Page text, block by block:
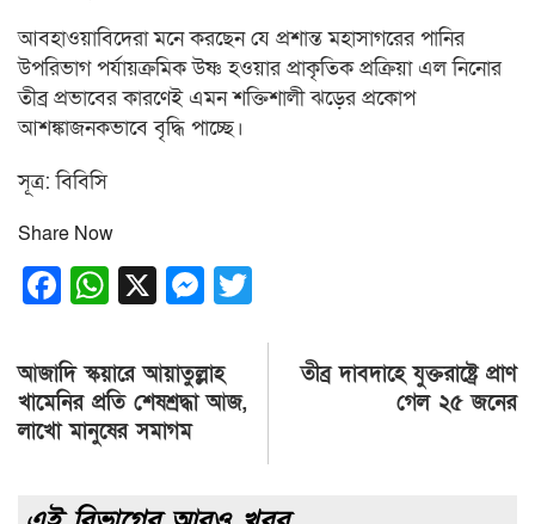
আবহাওয়াবিদেরা মনে করছেন যে প্রশান্ত মহাসাগরের পানির
উপরিভাগ পর্যায়ক্রমিক উষ্ণ হওয়ার প্রাকৃতিক প্রক্রিয়া এল নিনোর
তীব্র প্রভাবের কারণেই এমন শক্তিশালী ঝড়ের প্রকোপ
আশঙ্কাজনকভাবে বৃদ্ধি পাচ্ছে।
সূত্র: বিবিসি
Share Now
Facebook
WhatsApp
X Messenger
Post
navigation
আজাদি স্কয়ারে আয়াতুল্লাহ
খামেনির প্রতি শেষশ্রদ্ধা আজ,
লাখো মানুষের সমাগম
তীব্র দাবদাহে যুক্তরাষ্ট্রে প্রাণ
গেল ২৫ জনের